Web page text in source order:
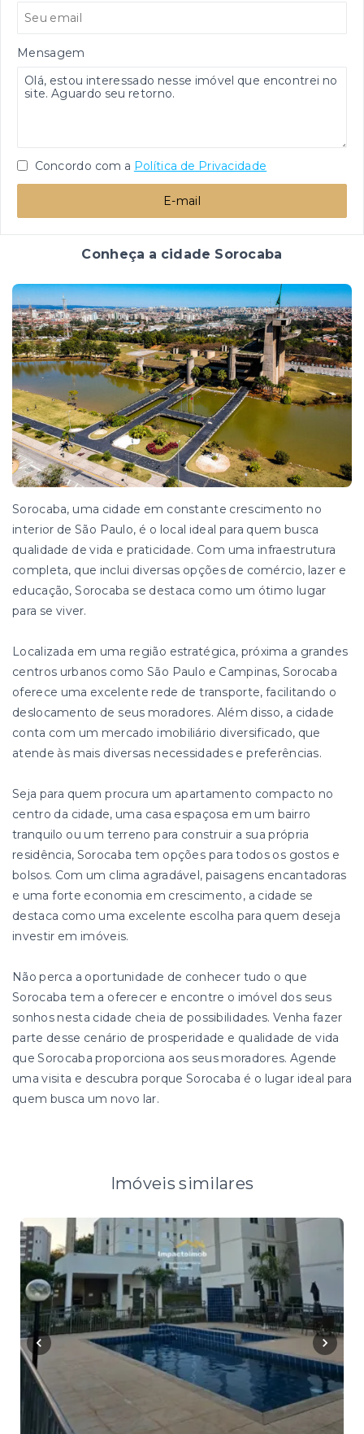
Mensagem
Concordo com a Política de Privacidade
E-mail
Conheça a cidade Sorocaba
Sorocaba, uma cidade em constante crescimento no
interior de São Paulo, é o local ideal para quem busca
qualidade de vida e praticidade. Com uma infraestrutura
completa, que inclui diversas opções de comércio, lazer e
educação, Sorocaba se destaca como um ótimo lugar
para se viver.
Localizada em uma região estratégica, próxima a grandes
centros urbanos como São Paulo e Campinas, Sorocaba
oferece uma excelente rede de transporte, facilitando o
deslocamento de seus moradores. Além disso, a cidade
conta com um mercado imobiliário diversificado, que
atende às mais diversas necessidades e preferências.
Seja para quem procura um apartamento compacto no
centro da cidade, uma casa espaçosa em um bairro
tranquilo ou um terreno para construir a sua própria
residência, Sorocaba tem opções para todos os gostos e
bolsos. Com um clima agradável, paisagens encantadoras
e uma forte economia em crescimento, a cidade se
destaca como uma excelente escolha para quem deseja
investir em imóveis.
Não perca a oportunidade de conhecer tudo o que
Sorocaba tem a oferecer e encontre o imóvel dos seus
sonhos nesta cidade cheia de possibilidades. Venha fazer
parte desse cenário de prosperidade e qualidade de vida
que Sorocaba proporciona aos seus moradores. Agende
uma visita e descubra porque Sorocaba é o lugar ideal para
quem busca um novo lar.
Imóveis similares